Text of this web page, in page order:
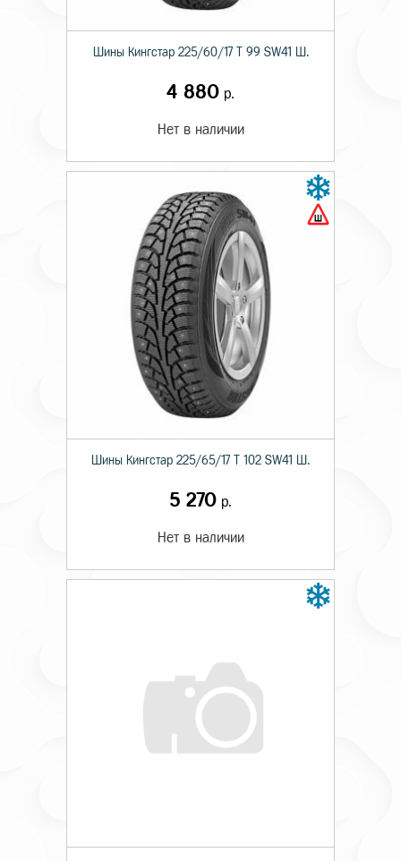
Шины Кингстар 225/60/17 T 99 SW41 Ш.
4 880 р.
Нет в наличии
Шины Кингстар 225/65/17 T 102 SW41 Ш.
5 270 р.
Нет в наличии